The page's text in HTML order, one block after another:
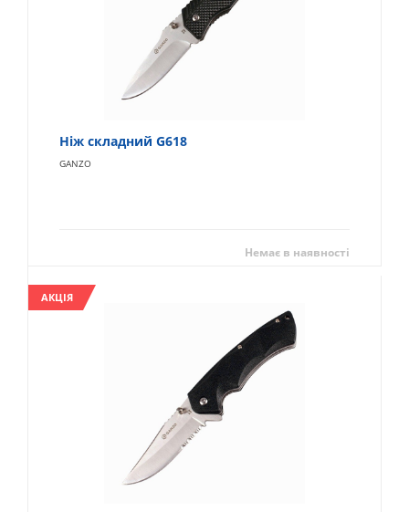
Ніж складний G618
GANZO
Немає в наявності
АКЦІЯ